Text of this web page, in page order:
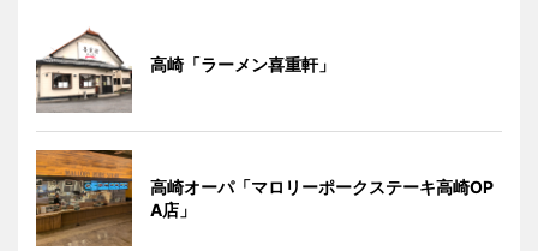
高崎「ラーメン喜重軒」
高崎オーパ「マロリーポークステーキ高崎OP
A店」